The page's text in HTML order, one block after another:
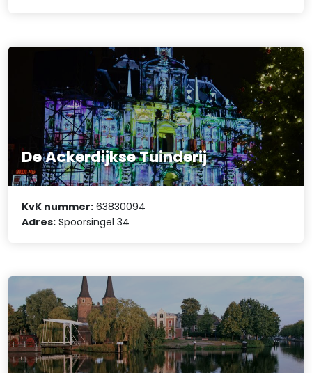
De Ackerdijkse Tuinderij
KvK nummer: 63830094
Adres: Spoorsingel 34